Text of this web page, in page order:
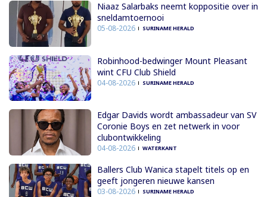
Niaaz Salarbaks neemt koppositie over in
sneldamtoernooi
05-08-2026 SURINAME HERALD
Robinhood-bedwinger Mount Pleasant
wint CFU Club Shield
04-08-2026 SURINAME HERALD
Edgar Davids wordt ambassadeur van SV
Coronie Boys en zet netwerk in voor
clubontwikkeling
04-08-2026 WATERKANT
Ballers Club Wanica stapelt titels op en
geeft jongeren nieuwe kansen
03-08-2026 SURINAME HERALD